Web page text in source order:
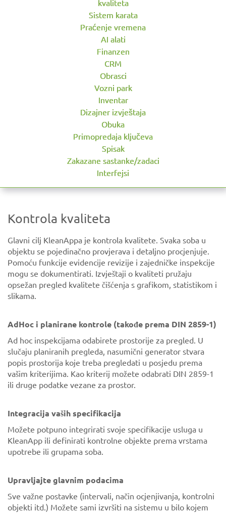
kvaliteta
Sistem karata
Praćenje vremena
AI alati
Finanzen
CRM
Obrasci
Vozni park
Inventar
Dizajner izvještaja
Obuka
Primopredaja ključeva
Spisak
Zakazane sastanke/zadaci
Interfejsi
Kontrola kvaliteta
Glavni cilj KleanAppa je kontrola kvalitete. Svaka soba u
objektu se pojedinačno provjerava i detaljno procjenjuje.
Pomoću funkcije evidencije revizije i zajedničke inspekcije
mogu se dokumentirati. Izvještaji o kvaliteti pružaju
opsežan pregled kvalitete čišćenja s grafikom, statistikom i
slikama.
AdHoc i planirane kontrole (takođe prema DIN 2859-1)
Ad hoc inspekcijama odabirete prostorije za pregled. U
slučaju planiranih pregleda, nasumični generator stvara
popis prostorija koje treba pregledati u posjedu prema
vašim kriterijima. Kao kriterij možete odabrati DIN 2859-1
ili druge podatke vezane za prostor.
Integracija vaših specifikacija
Možete potpuno integrirati svoje specifikacije usluga u
KleanApp ili definirati kontrolne objekte prema vrstama
upotrebe ili grupama soba.
Upravljajte glavnim podacima
Sve važne postavke (intervali, način ocjenjivanja, kontrolni
objekti itd.) Možete sami izvršiti na sistemu u bilo kojem